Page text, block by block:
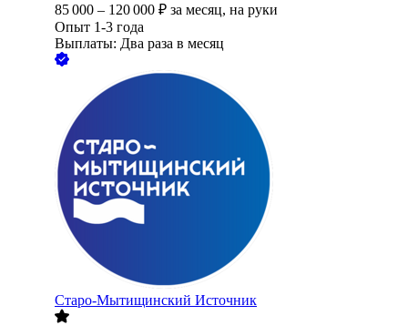
85 000 – 120 000 ₽ за месяц, на руки
Опыт 1-3 года
Выплаты: Два раза в месяц
Старо-Мытищинский Источник